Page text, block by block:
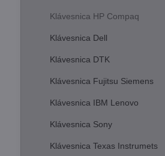
Klávesnica HP Compaq
Klávesnica Dell
Klávesnica DTK
Klávesnica Fujitsu Siemens
Klávesnica IBM Lenovo
Klávesnica Sony
Klávesnica Texas Instrumets